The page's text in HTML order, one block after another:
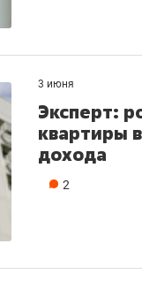
3 июня
Эксперт:
квартиры
дохода
2